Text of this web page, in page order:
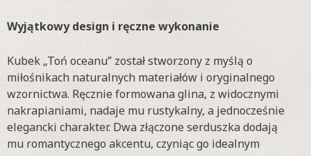
Wyjątkowy design i ręczne wykonanie
Kubek „Toń oceanu” został stworzony z myślą o
miłośnikach naturalnych materiałów i oryginalnego
wzornictwa. Ręcznie formowana glina, z widocznymi
nakrapianiami, nadaje mu rustykalny, a jednocześnie
elegancki charakter. Dwa złączone serduszka dodają
mu romantycznego akcentu, czyniąc go idealnym